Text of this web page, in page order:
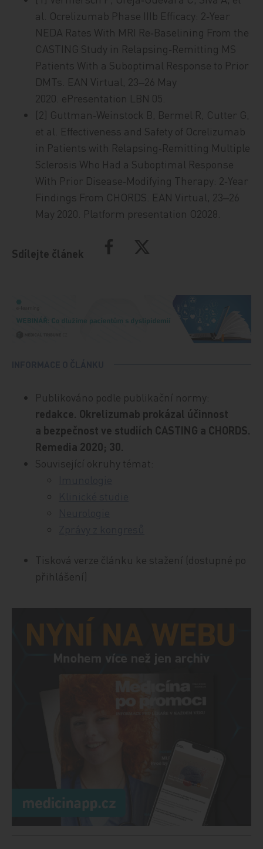
al. Ocrelizumab Phase IIIb Efficacy: 2‑Year
NEDA Rates With MRI Re‑Baselining From the
CASTING Study in Relapsing‑Remitting MS
Patients With a Suboptimal Response to Prior
DMTs. EAN Virtual, 23‒26 May
2020. ePresentation LBN 05.
[2] Guttman‑Weinstock B, Bermel R, Cutter G,
et al. Effectiveness and Safety of Ocrelizumab
in Patients with Relapsing‑Remitting Multiple
Sclerosis Who Had a Suboptimal Response
With Prior Disease‑Modifying Therapy: 2‑Year
Findings From CHORDS. EAN Virtual, 23‒26
May 2020. Platform presentation O2028.
Sdílejte článek
Publikováno podle publikační normy:
redakce. Okrelizumab prokázal účinnost
a bezpečnost ve studiích CASTING a CHORDS.
Remedia 2020; 30.
Související okruhy témat:
Tisková verze článku ke stažení (dostupné po
přihlášení)